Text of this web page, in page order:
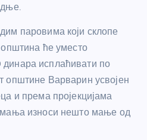
паровима који склопе
ће уместо
исплаћивати по
Варварин усвојен
и према пројекцијама
износи нешто мање од